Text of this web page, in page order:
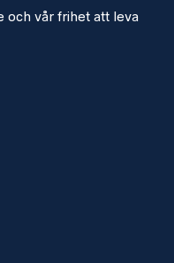
och vår frihet att leva